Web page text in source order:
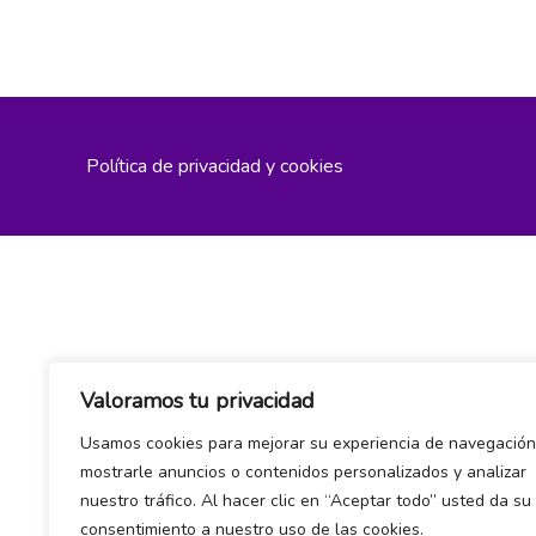
Valoramos tu privacidad
Usamos cookies para mejorar su experiencia de
mostrarle anuncios o contenidos personalizados y analizar
nuestro tráfico. Al hacer clic en “Aceptar todo” usted da su
consentimiento a nuestro uso de las cookies.
Política de privacidad y cookies